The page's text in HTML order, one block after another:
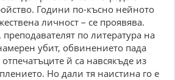
Години по-късно нейното
личност – се проявява.
преподавателят по литература на
убит, обвинението пада
й са навсякъде из
Но дали тя наистина го е